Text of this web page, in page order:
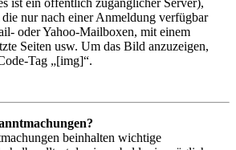
ist ein öffentlich zugänglicher Server),
nur nach einer Anmeldung verfügbar
oder Yahoo-Mailboxen, mit einem
Seiten usw. Um das Bild anzuzeigen,
Tag „[img]“.
beinhalten wichtige